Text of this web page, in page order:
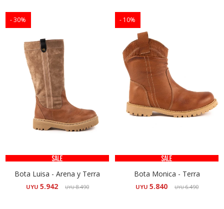
30
Bota Luisa - Arena y Terra
UYU 5.942 UYU8.490
10
Bota Monica - Terra
UYU 5.840 UYU6.490